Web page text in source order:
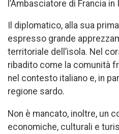
l’Ambasciatore di Francia
Il diplomatico, alla sua
espresso grande
territoriale dell’isola. Nel
ribadito come la comunità
nel contesto italiano e, in
regione sardo.
Non è mancato, inoltre, un
economiche, culturali e